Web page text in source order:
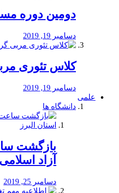
دومین دوره
دسامبر 19, 2019
کلاس تئوری
دسامبر 19, 2019
علمی
دانشگاه ها
بازگشت
آزاد
دسامبر 25, 2019